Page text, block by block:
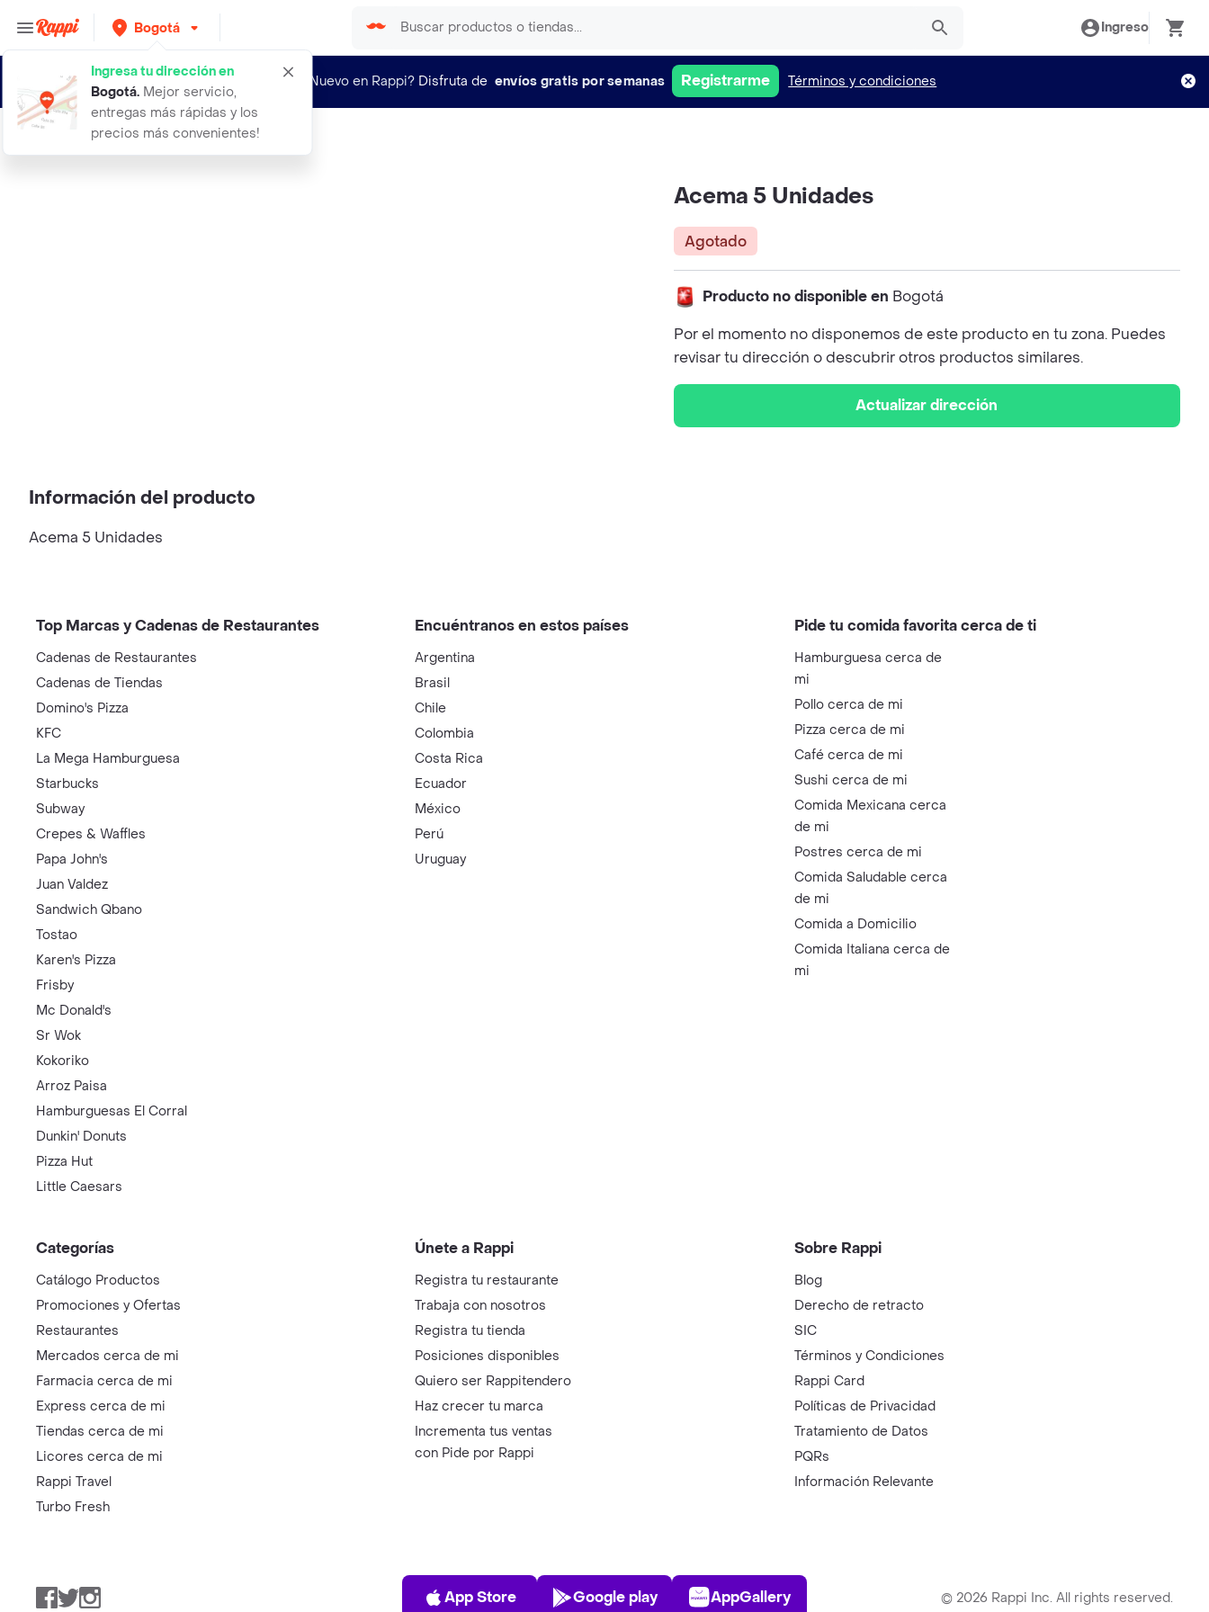
Bogotá
Ingresa tu dirección en
Bogotá. Mejor servicio,
entregas más rápidas y los
precios más convenientes!
Ingreso
¿Nuevo en Rappi? Disfruta de envíos gratis por semanas Registrarme Términos y condiciones
acema 5 unidades
Acema 5 Unidades
Agotado
Producto no disponible en Bogotá
Por el momento no disponemos de este producto en tu zona. Puedes
revisar tu dirección o descubrir otros productos similares.
Actualizar dirección
Información del producto
Acema 5 Unidades
Top Marcas y Cadenas de Restaurantes
Cadenas de Restaurantes
Cadenas de Tiendas
Domino's Pizza
KFC
La Mega Hamburguesa
Starbucks
Subway
Crepes & Waffles
Papa John's
Juan Valdez
Sandwich Qbano
Tostao
Karen's Pizza
Frisby
Mc Donald's
Sr Wok
Kokoriko
Arroz Paisa
Hamburguesas El Corral
Dunkin' Donuts
Pizza Hut
Little Caesars
Encuéntranos en estos países
Argentina
Brasil
Chile
Colombia
Costa Rica
Ecuador
México
Perú
Uruguay
Pide tu comida favorita cerca de ti
Hamburguesa cerca de
mi
Pollo cerca de mi
Pizza cerca de mi
Café cerca de mi
Sushi cerca de mi
Comida Mexicana cerca
de mi
Postres cerca de mi
Comida Saludable cerca
de mi
Comida a Domicilio
Comida Italiana cerca de
mi
Categorías
Catálogo Productos
Promociones y Ofertas
Restaurantes
Mercados cerca de mi
Farmacia cerca de mi
Express cerca de mi
Tiendas cerca de mi
Licores cerca de mi
Rappi Travel
Turbo Fresh
Únete a Rappi
Registra tu restaurante
Trabaja con nosotros
Registra tu tienda
Posiciones disponibles
Quiero ser Rappitendero
Haz crecer tu marca
Incrementa tus ventas
con Pide por Rappi
Sobre Rappi
Blog
Derecho de retracto
SIC
Términos y Condiciones
Rappi Card
Políticas de Privacidad
Tratamiento de Datos
PQRs
Información Relevante
Facebook
TwitterInstagram
App Store
App Store
Play Store
Google play
AppGallery
AppGallery © 2026 Rappi Inc. All rights reserved.